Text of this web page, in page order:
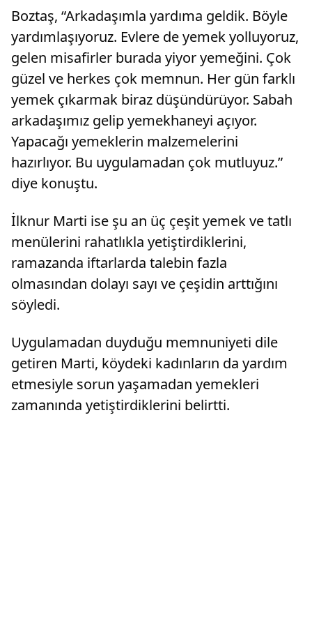
Boztaş, “Arkadaşımla yardıma geldik. Böyle
yardımlaşıyoruz. Evlere de yemek yolluyoruz,
gelen misafirler burada yiyor yemeğini. Çok
güzel ve herkes çok memnun. Her gün farklı
yemek çıkarmak biraz düşündürüyor. Sabah
arkadaşımız gelip yemekhaneyi açıyor.
Yapacağı yemeklerin malzemelerini
hazırlıyor. Bu uygulamadan çok mutluyuz.”
diye konuştu.
İlknur Marti ise şu an üç çeşit yemek ve tatlı
menülerini rahatlıkla yetiştirdiklerini,
ramazanda iftarlarda talebin fazla
olmasından dolayı sayı ve çeşidin arttığını
söyledi.
Uygulamadan duyduğu memnuniyeti dile
getiren Marti, köydeki kadınların da yardım
etmesiyle sorun yaşamadan yemekleri
zamanında yetiştirdiklerini belirtti.